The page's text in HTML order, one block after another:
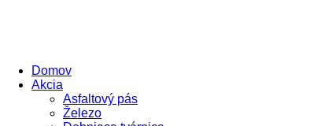
Domov
Akcia
Asfaltový pás
Železo